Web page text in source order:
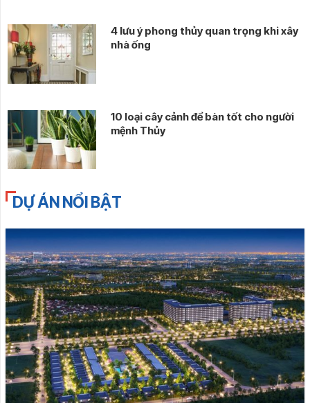
4 lưu ý phong thủy quan trọng khi xây
nhà ống
10 loại cây cảnh để bàn tốt cho người
mệnh Thủy
DỰ ÁN NỔI BẬT